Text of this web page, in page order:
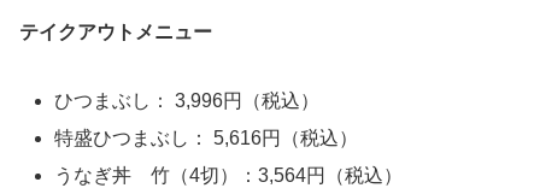
テイクアウトメニュー
ひつまぶし： 3,996円（税込）
特盛ひつまぶし： 5,616円（税込）
うなぎ丼 竹（4切）：3,564円（税込）